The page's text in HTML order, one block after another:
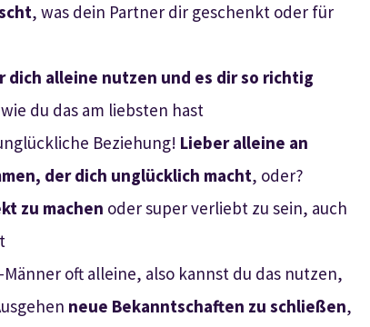
, was dein Partner dir geschenkt oder für
dich alleine nutzen und es dir so richtig
du das am liebsten hast
Beziehung! Lieber alleine an
der dich unglücklich macht, oder?
zu machen oder super verliebt zu sein, auch
oft alleine, also kannst du das nutzen,
neue Bekanntschaften zu schließen,